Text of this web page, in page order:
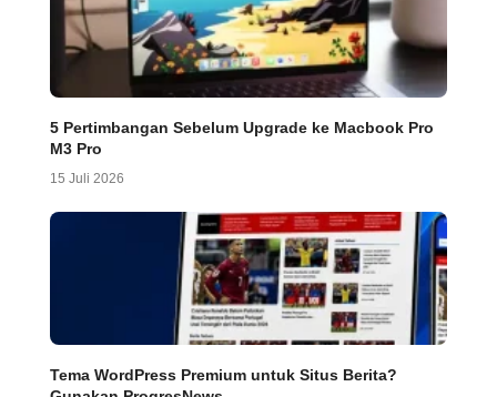
5 Pertimbangan Sebelum Upgrade ke Macbook Pro
M3 Pro
15 Juli 2026
Tema WordPress Premium untuk Situs Berita?